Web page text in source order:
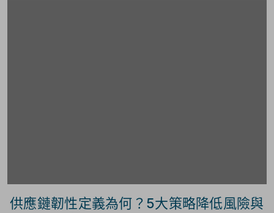
供應鏈韌性定義為何？5大策略降低風險與